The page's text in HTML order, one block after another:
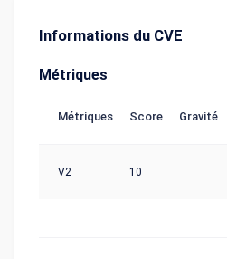
Informations du CVE
Métriques
Métriques Score Gravité
V2 10